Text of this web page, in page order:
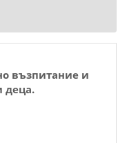
възпитание и
деца.